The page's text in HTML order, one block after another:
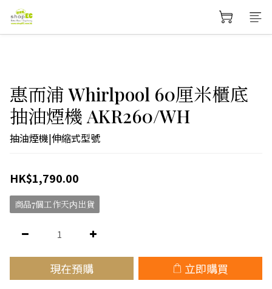
惠而浦 Whirlpool 60厘米櫃底
抽油煙機 AKR260/WH
抽油煙機|伸縮式型號
HK$1,790.00
商品7個工作天内出貨
現在預購 立即購買